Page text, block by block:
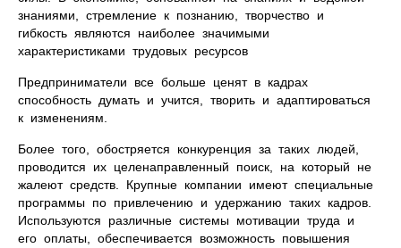
знаниями, стремление к познанию, творчество и
гибкость являются наиболее значимыми
характеристиками трудовых ресурсов
Предприниматели все больше ценят в кадрах
способность думать и учится, творить и адаптироваться
к изменениям.
Более того, обостряется конкуренция за таких людей,
проводится их целенаправленный поиск, на который не
жалеют средств. Крупные компании имеют специальные
программы по привлечению и удержанию таких кадров.
Используются различные системы мотивации труда и
его оплаты, обеспечивается возможность повышения